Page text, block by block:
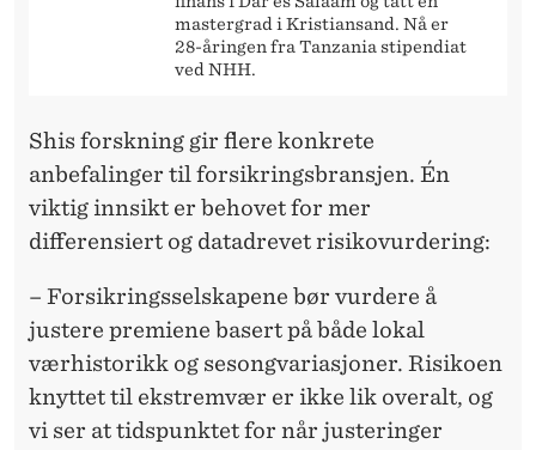
mastergrad i Kristiansand. Nå er
28-åringen fra Tanzania stipendiat
ved NHH.
Shis forskning gir flere konkrete
anbefalinger til forsikringsbransjen. Én
viktig innsikt er behovet for mer
differensiert og datadrevet risikovurdering:
– Forsikringsselskapene bør vurdere å
justere premiene basert på både lokal
værhistorikk og sesongvariasjoner. Risikoen
knyttet til ekstremvær er ikke lik overalt, og
vi ser at tidspunktet for når justeringer